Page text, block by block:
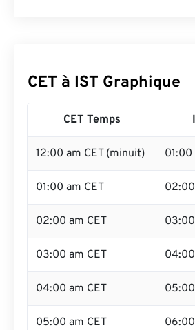
CET à IST Graphique
CET Temps
12:00 am CET (minuit) 01:00
01:00 am CET
02:00 am CET
03:00 am CET
04:00 am CET
05:00 am CET